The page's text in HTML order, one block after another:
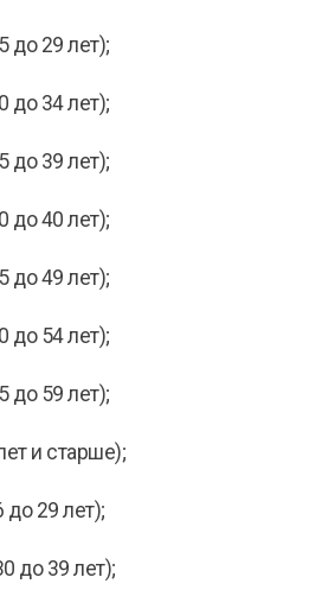
до 29 лет);
до 34 лет);
до 39 лет);
до 40 лет);
до 49 лет);
до 54 лет);
до 59 лет);
и старше);
29 лет);
до 39 лет);